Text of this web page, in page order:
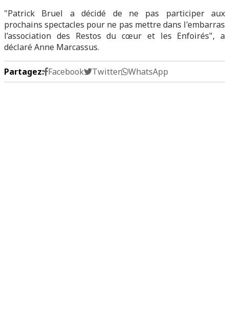
"Patrick Bruel a décidé de ne pas participer aux
prochains spectacles pour ne pas mettre dans l'embarras
l’association des Restos du cœur et les Enfoirés", a
déclaré Anne Marcassus.
Partagez: Facebook Twitter WhatsApp